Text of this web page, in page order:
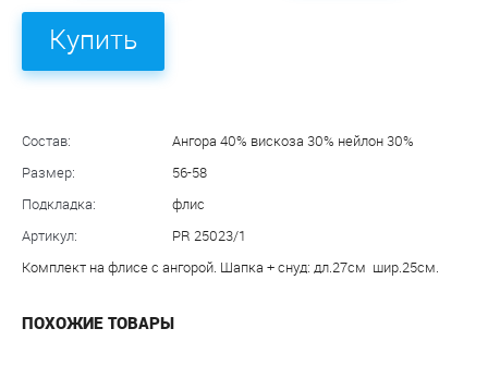
Купить
Состав:
Ангора 40% вискоза 30% нейлон 30%
Размер:
56-58
Подкладка:
флис
Артикул:
PR 25023/1
Комплект на флисе с ангорой. Шапка + снуд: дл.27см шир.25см.
ПОХОЖИЕ ТОВАРЫ